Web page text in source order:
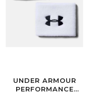
UNDER ARMOUR
PERFORMANCE